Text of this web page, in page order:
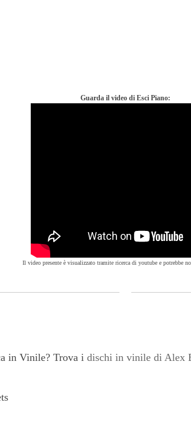
Guarda il video di Esci Piano:
Il video presente è visualizzato tramite ricerca di youtube e potrebbe
in Vinile? Trova i dischi in vinile di Alex